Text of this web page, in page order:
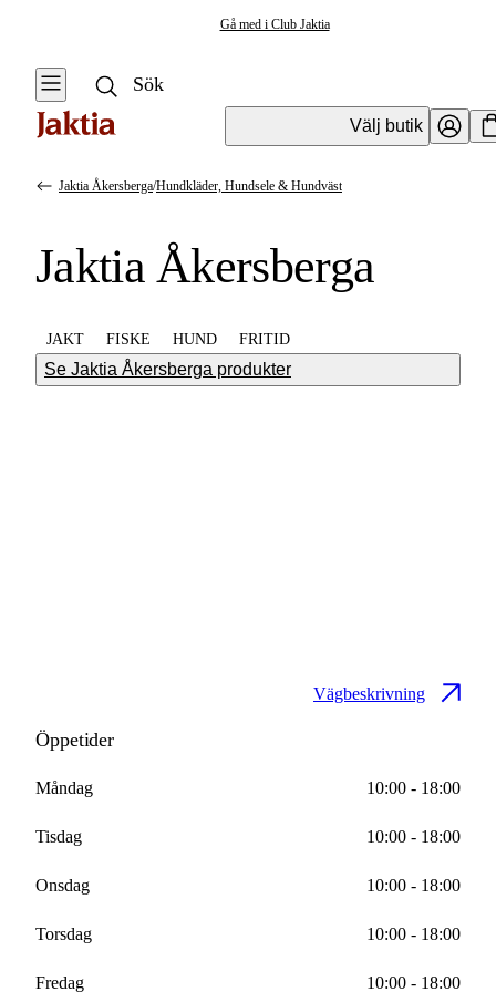
Gå med i Club Jaktia
Välj butik
Jaktia Åkersberga/Hundkläder, Hundsele & Hundväst
Jaktia Åkersberga
JAKT FISKE HUND FRITID
Se Jaktia Åkersberga produkter
Vägbeskrivning
Öppetider
Måndag 10:00 - 18:00
Tisdag 10:00 - 18:00
Onsdag 10:00 - 18:00
Torsdag 10:00 - 18:00
Fredag 10:00 - 18:00